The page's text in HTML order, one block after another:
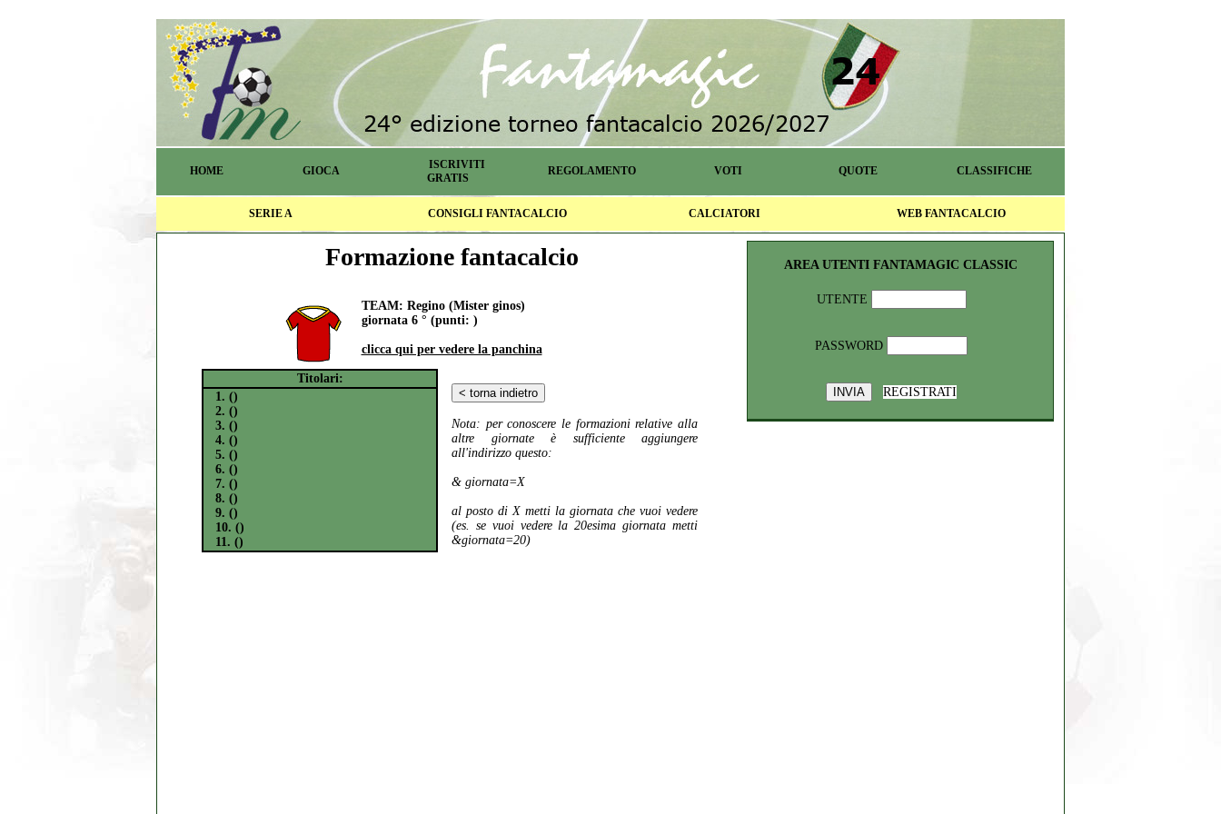
HOME GIOCA
ISCRIVITI
GRATIS
REGOLAMENTO VOTI QUOTE CLASSIFICHE
SERIE A CONSIGLI FANTACALCIO CALCIATORI WEB FANTACALCIO
Formazione fantacalcio
TEAM: Regino (Mister ginos)
giornata 6 ° (punti: )
clicca qui per vedere la panchina
Titolari:
1. ()
2. ()
3. ()
4. ()
5. ()
6. ()
7. ()
8. ()
9. ()
10. ()
11. ()
Nota: per conoscere le formazioni relative alla
altre giornate è sufficiente aggiungere
all'indirizzo questo:
& giornata=X
al posto di X metti la giornata che vuoi vedere
(es. se vuoi vedere la 20esima giornata metti
&giornata=20)
AREA UTENTI FANTAMAGIC CLASSIC
UTENTE
PASSWORD
REGISTRATI